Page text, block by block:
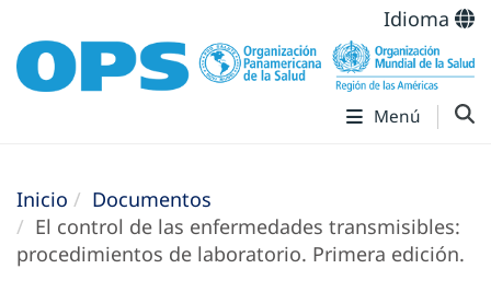
Idioma
Menú
Inicio
Documentos
El control de las enfermedades transmisibles:
procedimientos de laboratorio. Primera edición.